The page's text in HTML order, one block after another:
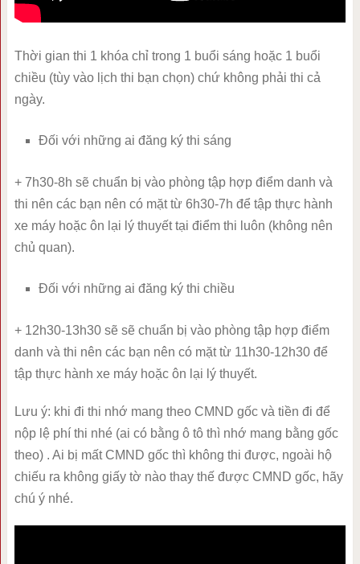
Thời gian thi 1 khóa chỉ trong 1 buổi sáng hoặc 1 buổi
chiều (tùy vào lịch thi bạn chọn) chứ không phải thi cả
ngày.
Đối với những ai đăng ký thi sáng
+ 7h30-8h sẽ chuẩn bị vào phòng tập hợp điểm danh và
thi nên các bạn nên có mặt từ 6h30-7h để tập thực hành
xe máy hoặc ôn lại lý thuyết tại điểm thi luôn (không nên
chủ quan).
Đối với những ai đăng ký thi chiều
+ 12h30-13h30 sẽ sẽ chuẩn bị vào phòng tập hợp điểm
danh và thi nên các bạn nên có mặt từ 11h30-12h30 để
tập thực hành xe máy hoặc ôn lại lý thuyết.
Lưu ý: khi đi thi nhớ mang theo CMND gốc và tiền đi để
nộp lệ phí thi nhé (ai có bằng ô tô thì nhớ mang bằng gốc
theo) . Ai bị mất CMND gốc thì không thi được, ngoài hộ
chiếu ra không giấy tờ nào thay thế được CMND gốc, hãy
chú ý nhé.